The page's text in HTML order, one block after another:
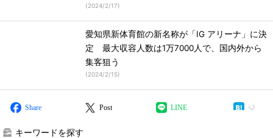
(2024/2/17)
愛知県新体育館の新名称が「IG アリーナ」に決
定 最大収容人数は1万7000人で、国内外から
集客狙う
(2024/2/15)
Share Post LINE
キーワードを探す